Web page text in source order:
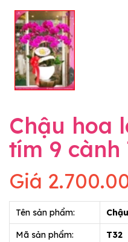
Chậu hoa
tím 9 cành
Giá
Tên sản phẩm:
Mã sản phẩm: T32